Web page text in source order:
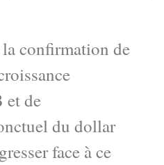
confirmation de
et de
du dollar
face à ce